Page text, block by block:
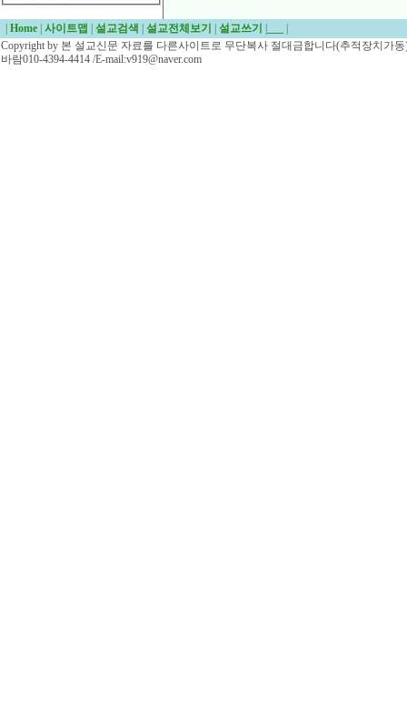
Home 사이트맵 설교검색 설교전체보기 설교쓰기
Copyright by 본 설교신문 자료를 다른사이트로 무단복사 절대금합니다(추적장치가
바람010-4394-4414 /E-mail:v919@naver.com